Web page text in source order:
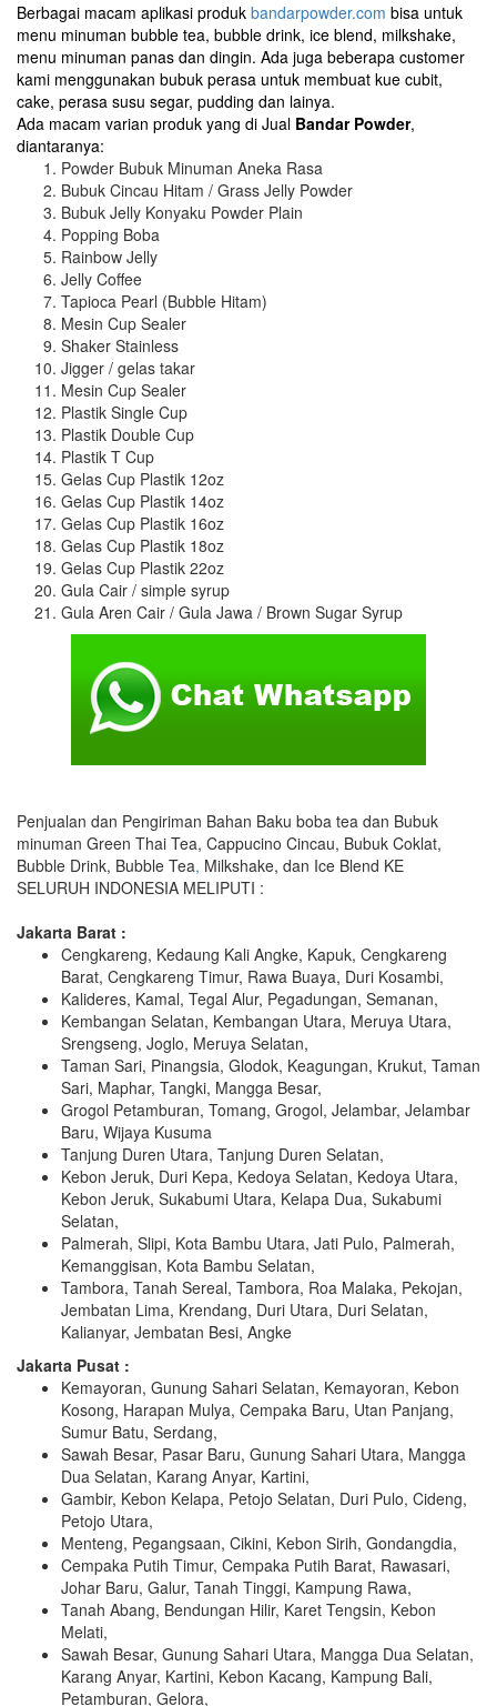
Berbagai macam aplikasi produk bandarpowder.com bisa untuk
menu minuman bubble tea, bubble drink, ice blend, milkshake,
menu minuman panas dan dingin. Ada juga beberapa customer
kami menggunakan bubuk perasa untuk membuat kue cubit,
cake, perasa susu segar, pudding dan lainya.
Ada macam varian produk yang di Jual Bandar Powder,
diantaranya:
Powder Bubuk Minuman Aneka Rasa
Bubuk Cincau Hitam / Grass Jelly Powder
Bubuk Jelly Konyaku Powder Plain
Popping Boba
Rainbow Jelly
Jelly Coffee
Tapioca Pearl (Bubble Hitam)
Mesin Cup Sealer
Shaker Stainless
Jigger / gelas takar
Mesin Cup Sealer
Plastik Single Cup
Plastik Double Cup
Plastik T Cup
Gelas Cup Plastik 12oz
Gelas Cup Plastik 14oz
Gelas Cup Plastik 16oz
Gelas Cup Plastik 18oz
Gelas Cup Plastik 22oz
Gula Cair / simple syrup
Gula Aren Cair / Gula Jawa / Brown Sugar Syrup
Penjualan dan Pengiriman Bahan Baku boba tea dan Bubuk
minuman Green Thai Tea, Cappucino Cincau, Bubuk Coklat,
Bubble Drink, Bubble Tea, Milkshake, dan Ice Blend KE
SELURUH INDONESIA MELIPUTI :
Jakarta Barat :
Cengkareng, Kedaung Kali Angke, Kapuk, Cengkareng
Barat, Cengkareng Timur, Rawa Buaya, Duri Kosambi,
Kalideres, Kamal, Tegal Alur, Pegadungan, Semanan,
Kembangan Selatan, Kembangan Utara, Meruya Utara,
Srengseng, Joglo, Meruya Selatan,
Taman Sari, Pinangsia, Glodok, Keagungan, Krukut, Taman
Sari, Maphar, Tangki, Mangga Besar,
Grogol Petamburan, Tomang, Grogol, Jelambar, Jelambar
Baru, Wijaya Kusuma
Tanjung Duren Utara, Tanjung Duren Selatan,
Kebon Jeruk, Duri Kepa, Kedoya Selatan, Kedoya Utara,
Kebon Jeruk, Sukabumi Utara, Kelapa Dua, Sukabumi
Selatan,
Palmerah, Slipi, Kota Bambu Utara, Jati Pulo, Palmerah,
Kemanggisan, Kota Bambu Selatan,
Tambora, Tanah Sereal, Tambora, Roa Malaka, Pekojan,
Jembatan Lima, Krendang, Duri Utara, Duri Selatan,
Kalianyar, Jembatan Besi, Angke
Jakarta Pusat :
Kemayoran, Gunung Sahari Selatan, Kemayoran, Kebon
Kosong, Harapan Mulya, Cempaka Baru, Utan Panjang,
Sumur Batu, Serdang,
Sawah Besar, Pasar Baru, Gunung Sahari Utara, Mangga
Dua Selatan, Karang Anyar, Kartini,
Gambir, Kebon Kelapa, Petojo Selatan, Duri Pulo, Cideng,
Petojo Utara,
Menteng, Pegangsaan, Cikini, Kebon Sirih, Gondangdia,
Cempaka Putih Timur, Cempaka Putih Barat, Rawasari,
Johar Baru, Galur, Tanah Tinggi, Kampung Rawa,
Tanah Abang, Bendungan Hilir, Karet Tengsin, Kebon
Melati,
Sawah Besar, Gunung Sahari Utara, Mangga Dua Selatan,
Karang Anyar, Kartini, Kebon Kacang, Kampung Bali,
Petamburan, Gelora,